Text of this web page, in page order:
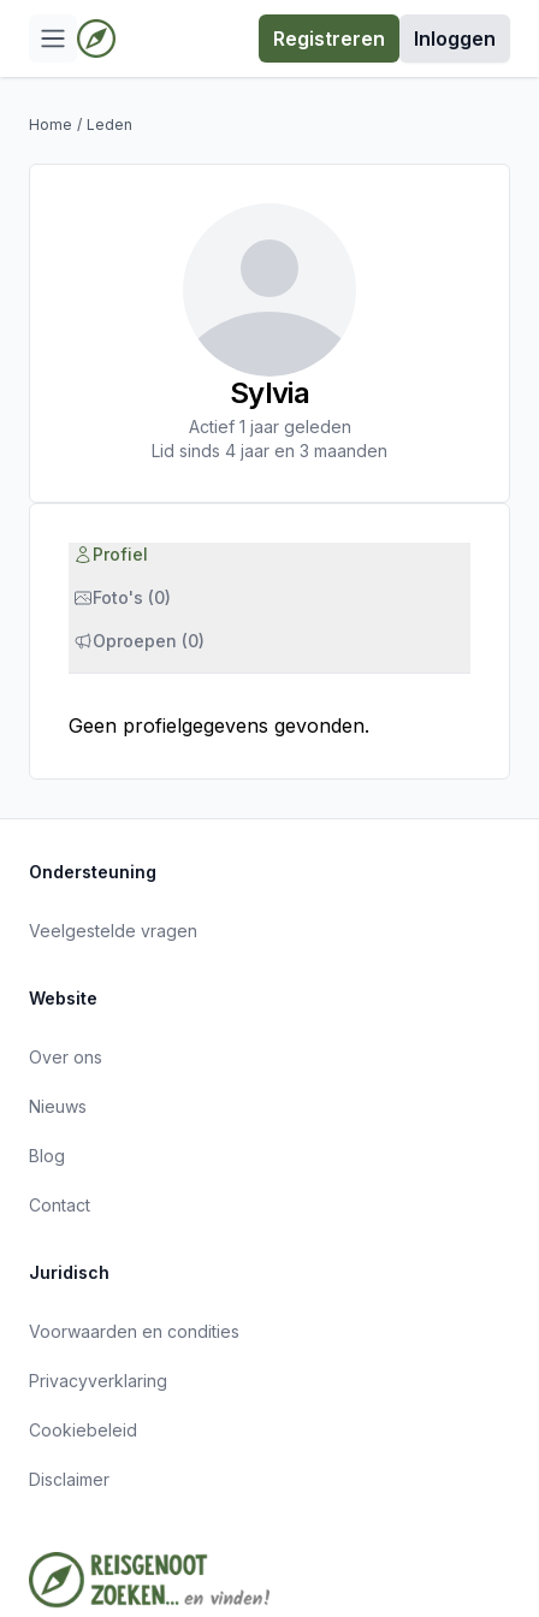
Registreren Inloggen
Home / Leden
Sylvia
Actief 1 jaar geleden
Lid sinds 4 jaar en 3 maanden
Profiel
Foto's (0)
Oproepen (0)
Geen profielgegevens gevonden.
Ondersteuning
Veelgestelde vragen
Website
Over ons
Nieuws
Blog
Contact
Juridisch
Voorwaarden en condities
Privacyverklaring
Cookiebeleid
Disclaimer